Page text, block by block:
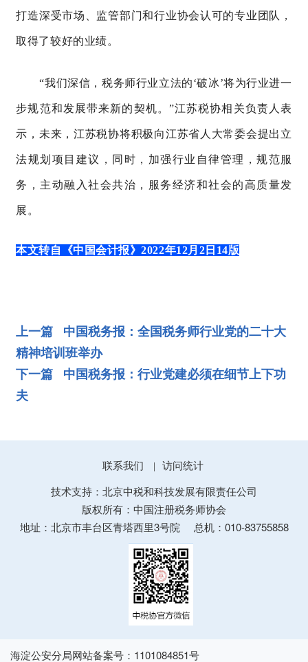
打造深受市场、监管部门和行业协会认可的专业团队，
取得了较好的业绩。
“我们深信，税务师行业立法的‘破冰’将为行业进一
步规范和发展带来新的契机。 ”江苏税协相关负责人表
示，未来，江苏税协将积极向江苏省人大常委会提出立
法规划项目建议 ， 同时， 加强行业自律管理，规范服
务， 主动融入社会共治， 服务经济和社会的高质量发
展 。
本文转自《中国会计报》2022年12月2日14版
上一篇 中国税务报：全国税务师行业党的二十大
精神培训班举办
下一篇 中国税务报：行业党建必须在细节上下功
夫
联系我们 |
访问统计
技术支持：北京中税和科技发展有限责任公司
版权所有：中国注册税务师协会
地址：北京市丰台区青塔西里3号院
总机：010-83755858
海淀公安分局网站备案号：1101084851号